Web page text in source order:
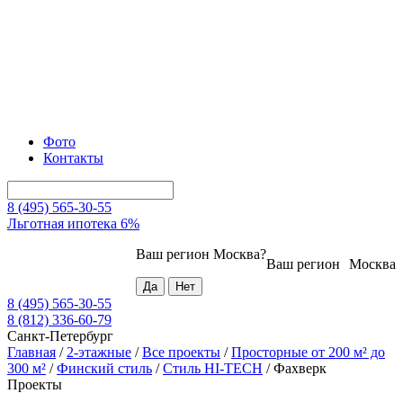
Фото
Контакты
8 (495) 565-30-55
Льготная ипотека 6%
Москва
Ваш регион
Ваш регион Москва?
8 (495) 565-30-55
8 (812) 336-60-79
Санкт-Петербург
Главная / 2-этажные /Все проекты /Просторные от 200 м² до
300 м² /Финский стиль /Стиль HI-TECH /Фахверк
Проекты